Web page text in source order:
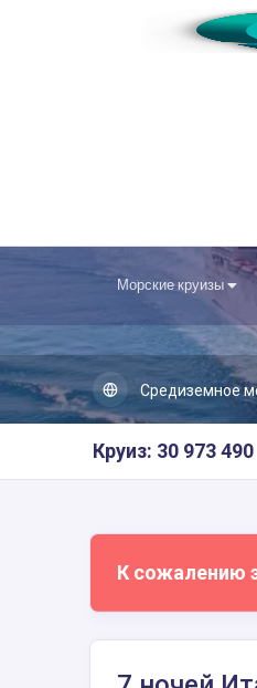
Морские круизы
Средиземное
Круиз: 30 973 490
К сожалению